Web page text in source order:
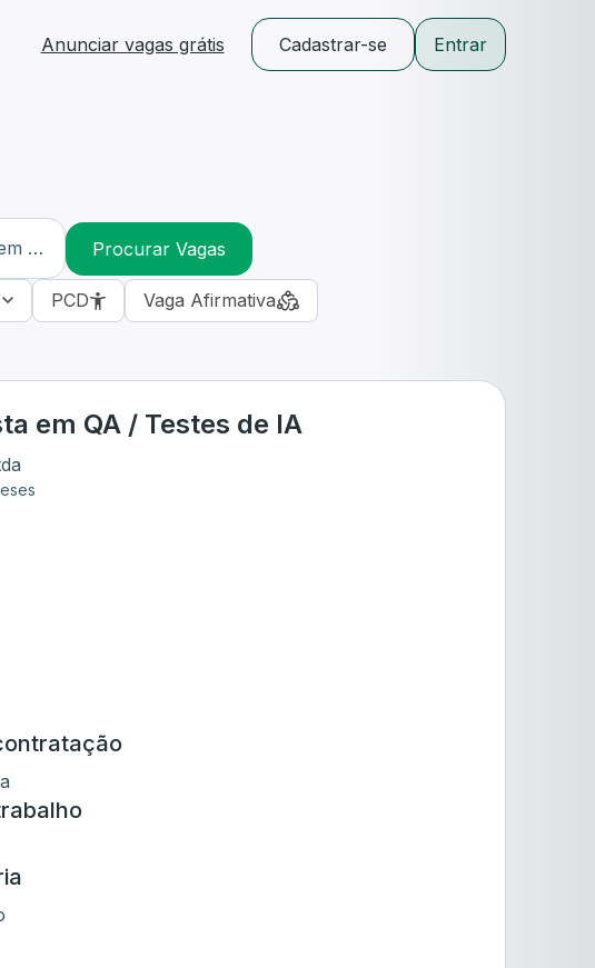
Anunciar vagas grátis Cadastrar-se Entrar
Procurar Vagas
PCD Vaga Afirmativa
em QA / Testes de IA